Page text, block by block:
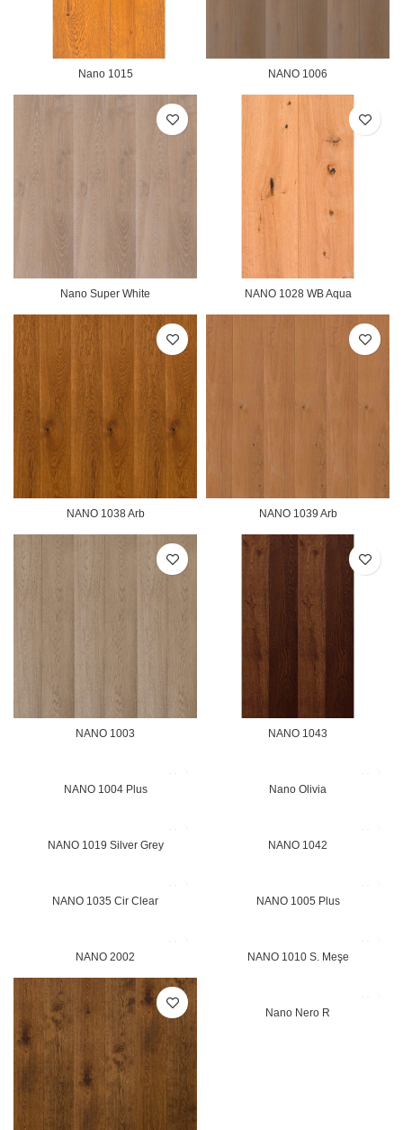
Nano 1015 NANO 1006
Nano Super White NANO 1028 WB Aqua
NANO 1038 Arb NANO 1039 Arb
NANO 1003 NANO 1043
NANO 1004 Plus Nano Olivia
NANO 1019 Silver Grey NANO 1042
NANO 1035 Cir Clear NANO 1005 Plus
NANO 2002 NANO 1010 S. Meşe
Nano Nero R